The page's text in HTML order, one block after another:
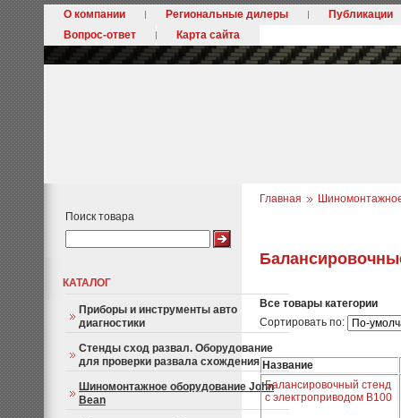
О компании Региональные дилеры
Публикации
Вопрос-ответ
Карта сайта
Поиск товара
КАТАЛОГ
Приборы и инструменты авто
диагностики
Стенды сход развал. Оборудование
для проверки развала схождения
Шиномонтажное оборудование John
Bean
Главная
Все товары категории
Сортировать по:
Название
Балансировочный стенд
с электроприводом B100